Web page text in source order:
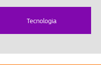
Tecnologia